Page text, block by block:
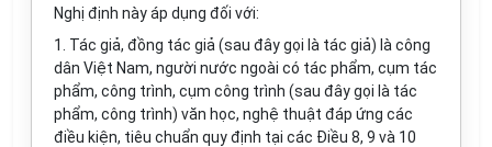
Nghị định này áp dụng đối với:
1. Tác giả, đồng tác giả (sau đây gọi là tác giả) là công
dân Việt Nam, người nước ngoài có tác phẩm, cụm tác
phẩm, công trình, cụm công trình (sau đây gọi là tác
phẩm, công trình) văn học, nghệ thuật đáp ứng các
điều kiện, tiêu chuẩn quy định tại các Điều 8, 9 và 10